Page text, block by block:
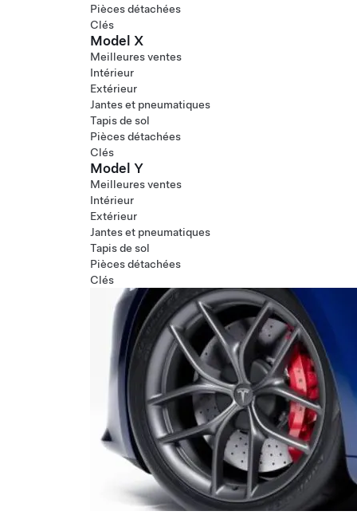
Pièces détachées
Clés
Model X
Meilleures ventes
Intérieur
Extérieur
Jantes et pneumatiques
Tapis de sol
Pièces détachées
Clés
Model Y
Meilleures ventes
Intérieur
Extérieur
Jantes et pneumatiques
Tapis de sol
Pièces détachées
Clés